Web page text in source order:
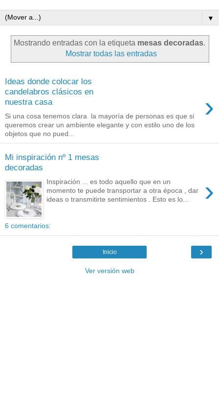
▼
Mostrando entradas con la etiqueta mesas decoradas.
Mostrar todas las entradas
Ideas donde colocar los
candelabros clásicos en
nuestra casa
›
Si una cosa tenemos clara la mayoría de personas es que si
queremos crear un ambiente elegante y con estilo uno de los
objetos que no pued...
Mi inspiración nº 1 mesas
decoradas
›
Inspiración ... es todo aquello que en un
momento te puede transportar a otra época , dar
ideas o transmitirte sentimientos . Esto es lo...
6 comentarios:
›
Inicio
Ver versión web